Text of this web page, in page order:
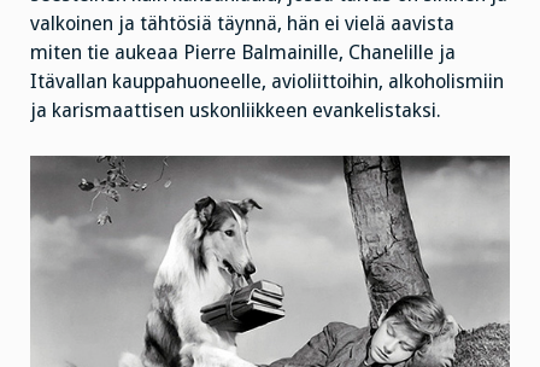
valkoinen ja tähtösiä täynnä, hän ei vielä aavista
miten tie aukeaa Pierre Balmainille, Chanelille ja
Itävallan kauppahuoneelle, avioliittoihin, alkoholismiin
ja karismaattisen uskonliikkeen evankelistaksi.